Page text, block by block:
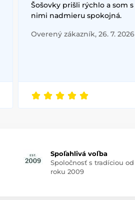
Šošovky prišli rýchlo a som s
nimi nadmieru spokojná.
Overený zákazník, 26. 7. 2026
Spoľahlivá voľba
Spoločnosť s tradíciou od
roku 2009